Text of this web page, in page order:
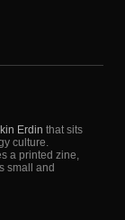
Erdin that sits
culture.
a printed zine,
small and